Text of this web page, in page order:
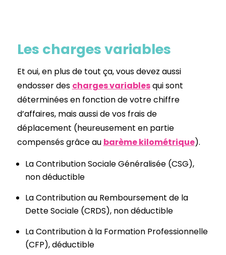
Les charges variables
Et oui, en plus de tout ça, vous devez aussi
endosser des charges variablesqui sont
déterminées en fonction de votre chiffre
d’affaires, mais aussi de vos frais de
déplacement (heureusement en partie
compensés grâce au barème kilométrique).
La Contribution Sociale Généralisée (CSG),
non déductible
La Contribution au Remboursement de la
Dette Sociale (CRDS), non déductible
La Contribution à la Formation Professionnelle
(CFP), déductible